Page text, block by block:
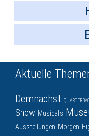
Aktuelle
Demnächst
Show Musicals
Ausstellungen Morgen